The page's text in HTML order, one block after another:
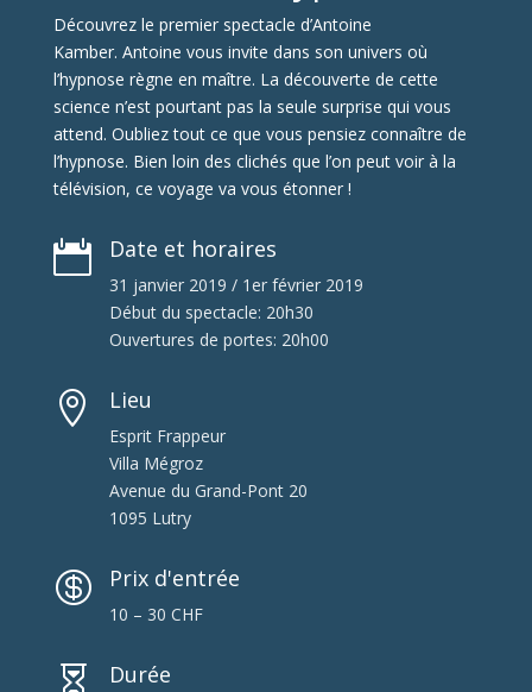
Découvrez le premier spectacle d’Antoine
Kamber. Antoine vous invite dans son univers où
l’hypnose règne en maître. La découverte de cette
science n’est pourtant pas la seule surprise qui vous
attend. Oubliez tout ce que vous pensiez connaître de
l’hypnose. Bien loin des clichés que l’on peut voir à la
télévision, ce voyage va vous étonner !
 Date et horaires
31 janvier 2019 / 1er février 2019
Début du spectacle: 20h30
Ouvertures de portes: 20h00
 Lieu
Esprit Frappeur
Villa Mégroz
Avenue du Grand-Pont 20
1095 Lutry
 Prix d'entrée
10 – 30 CHF
 Durée